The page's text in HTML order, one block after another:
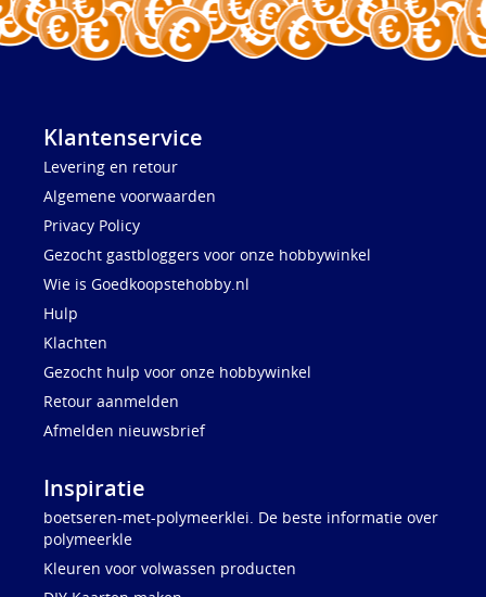
Klantenservice
Levering en retour
Algemene voorwaarden
Privacy Policy
Gezocht gastbloggers voor onze hobbywinkel
Wie is Goedkoopstehobby.nl
Hulp
Klachten
Gezocht hulp voor onze hobbywinkel
Retour aanmelden
Afmelden nieuwsbrief
Inspiratie
boetseren-met-polymeerklei. De beste informatie over
polymeerkle
Kleuren voor volwassen producten